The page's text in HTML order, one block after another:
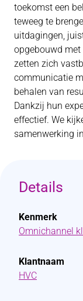
toekomst een
teweeg te
uitdagingen,
opgebouwd met
zetten zich
communicatie
behalen van
Dankzij hun
effectief. We
samenwerking
Details
Kenmerk
Omnichannel
Klantnaam
HVC